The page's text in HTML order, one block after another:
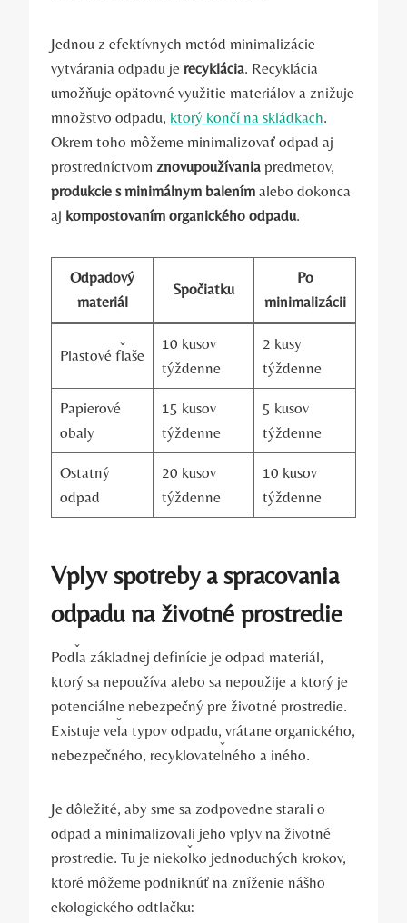
Jednou z efektívnych metód minimalizácie
vytvárania odpadu je recyklácia. Recyklácia
umožňuje opätovné využitie materiálov a znižuje
množstvo odpadu, ktorý končí na skládkach.
Okrem toho môžeme minimalizovať odpad aj
prostredníctvom znovupoužívania predmetov,
produkcie s minimálnym balením alebo dokonca
aj kompostovaním organického odpadu.
Odpadový
materiál
Spočiatku
Po
minimalizácii
Plastové fľaše
10 kusov
týždenne
2 kusy
týždenne
Papierové
obaly
15 kusov
týždenne
5 kusov
týždenne
Ostatný
odpad
20 kusov
týždenne
10 kusov
týždenne
Vplyv spotreby a spracovania
odpadu na životné prostredie
Podľa základnej definície je odpad materiál,
ktorý sa nepoužíva alebo sa nepoužije a ktorý je
potenciálne nebezpečný pre životné prostredie.
Existuje veľa typov odpadu, vrátane organického,
nebezpečného, recyklovateľného a iného.
Je dôležité, aby sme sa zodpovedne starali o
odpad a minimalizovali jeho vplyv na životné
prostredie. Tu je niekoľko jednoduchých krokov,
ktoré môžeme podniknúť na zníženie nášho
ekologického odtlačku: